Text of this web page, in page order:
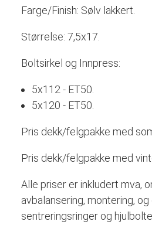
Farge/Finish: Sølv lakkert.
Størrelse: 7,5x17.
Boltsirkel og Innpress:
5x112 - ET50.
5x120 - ET50.
Pris dekk/felgpakke med
Pris dekk/felgpakke med
Alle priser er inkludert mva,
avbalansering, montering,
sentreringsringer og